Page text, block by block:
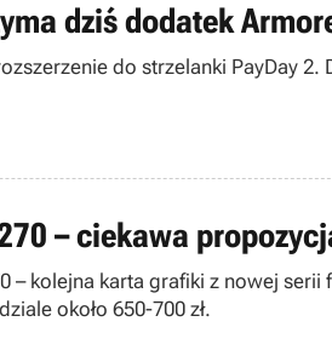
dziś dodatek
do strzelanki PayDay
– ciekawa
– kolejna karta grafiki z nowej
około 650-700 zł.